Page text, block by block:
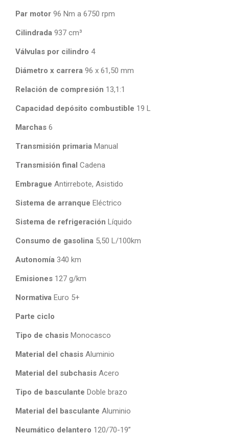
Par motor 96 Nm a 6750 rpm
Cilindrada 937 cm³
Válvulas por cilindro 4
Diámetro x carrera 96 x 61,50 mm
Relación de compresión 13,1:1
Capacidad depósito combustible 19 L
Marchas 6
Transmisión primaria Manual
Transmisión final Cadena
Embrague Antirrebote, Asistido
Sistema de arranque Eléctrico
Sistema de refrigeración Líquido
Consumo de gasolina 5,50 L/100km
Autonomía 340 km
Emisiones 127 g/km
Normativa Euro 5+
Parte ciclo
Tipo de chasis Monocasco
Material del chasis Aluminio
Material del subchasis Acero
Tipo de basculante Doble brazo
Material del basculante Aluminio
Neumático delantero 120/70-19”